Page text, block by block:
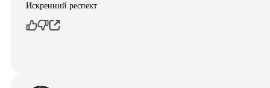
Искренний респект